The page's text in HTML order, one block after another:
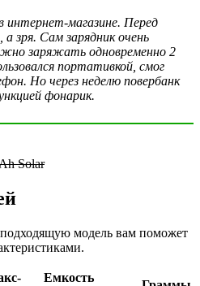
интернет-магазине. Перед
зря. Сам зарядник очень
заряжать одновременно 2
портативкой, смог
Но через неделю повербанк
фонарик.
Solar
модель вам поможет
Емкость